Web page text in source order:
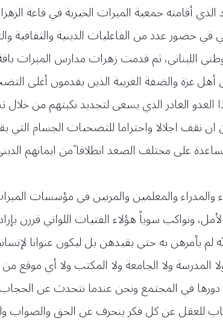
أقامته جمعية المبرات الخيرية في قاعة
حضور عدد من الفاعليات الدينية والثقافية
اللبناني، ثم قدمت زهرات مدارس المبرات
أهل غزة والضفة الغربية الذين يقدمون أغلى
الغادر الذي يسعى لتجديد نكبتهم من
اجلالا واحتراما للتضحيات الجسام التي
على مختلف الصعد انطلاقا ًمن ايمانهم
والمدراء والمعلمين والمربين في مؤسسات
ونواكب سوياً هؤلاء الفتيات اللواتي قررن
لم يأمرهن به حتى يقيدهن بل ليكون عنوانا
المدرسة ولا الجامعة ولا المكتب ولا أي موقع
دورها في المجتمع ونحن عندما نتحدث عن
عن كل فكر ينحرف عن الحق والصواب